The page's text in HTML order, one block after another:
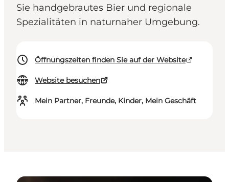
Sie handgebrautes Bier und regionale
Spezialitäten in naturnaher Umgebung.
Öffnungszeiten finden Sie auf der Website
Website besuchen
Mein Partner, Freunde, Kinder, Mein Geschäft